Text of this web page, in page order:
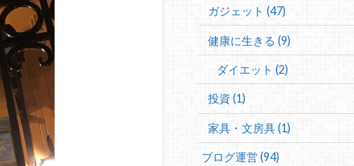
ガジェット (47)
健康に生きる (9)
ダイエット (2)
投資 (1)
家具・文房具 (1)
ブログ運営 (94)